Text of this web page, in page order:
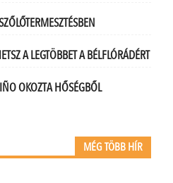
A LEGTÖBBET A BÉLFLÓRÁDÉRT
OKOZTA HŐSÉGBŐL
MÉG TÖBB HÍR